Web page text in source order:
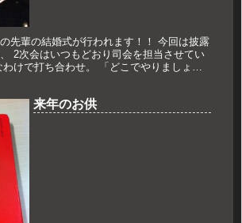
先輩の結婚式が行われます！！ 今回は披露
2次会はいつもどおり司会を担当させてい
けで打ち合わせ。 「どこでやりましょう
来年のお供